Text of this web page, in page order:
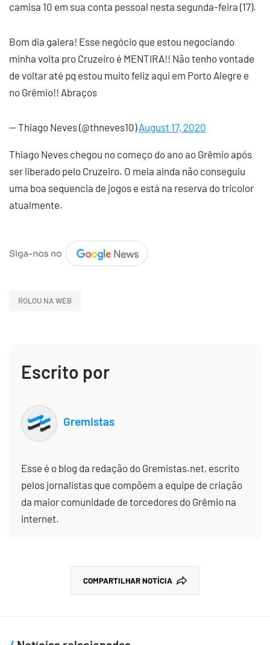
camisa 10 em sua conta pessoal nesta segunda-feira (17).
Bom dia galera! Esse negócio que estou negociando
minha volta pro Cruzeiro é MENTIRA!! Não tenho vontade
de voltar até pq estou muito feliz aqui em Porto Alegre e
no Grêmio!! Abraços
— Thiago Neves (@thneves10)August 17, 2020
Thiago Neves chegou no começo do ano ao Grêmio após
ser liberado pelo Cruzeiro. O meia ainda não conseguiu
uma boa sequencia de jogos e está na reserva do tricolor
atualmente.
ROLOU NA WEB
Escrito por
Gremistas
Esse é o blog da redação do Gremistas.net, escrito
pelos jornalistas que compõem a equipe de criação
da maior comunidade de torcedores do Grêmio na
internet.
COMPARTILHAR NOTÍCIA